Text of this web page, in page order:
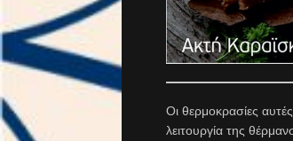
Οι θερμοκρασίες
λειτουργία της